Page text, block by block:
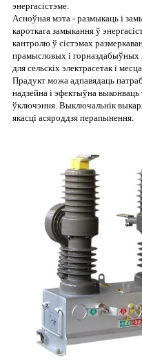
энергасістэме.
Асноўная мэта - размыкаць і
кароткага замыкання ў
кантролю ў сістэмах
прамысловых і горназдабыўных
для сельскіх электрасетак і
Прадукт можа адпавядаць
надзейна і эфектыўна
ўключэння. Выключальнік
якасці асяроддзя перапынення.